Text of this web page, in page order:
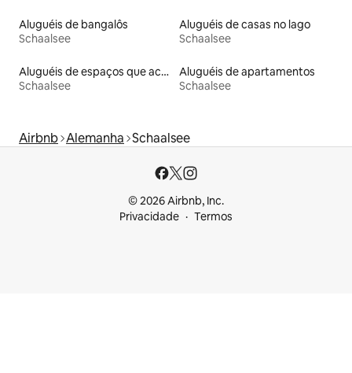
Aluguéis de bangalôs
Schaalsee
Aluguéis de casas no lago
Schaalsee
Aluguéis de espaços que aceitam animais de estimação
Schaalsee
Aluguéis de apartamentos
Schaalsee
Airbnb Alemanha Schaalsee
© 2026 Airbnb, Inc.
Privacidade
Termos